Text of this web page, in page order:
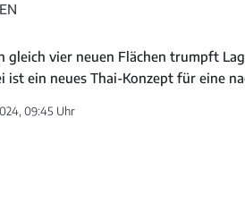
gleich vier neuen Flächen trumpft
ein neues Thai-Konzept für eine
09:45 Uhr